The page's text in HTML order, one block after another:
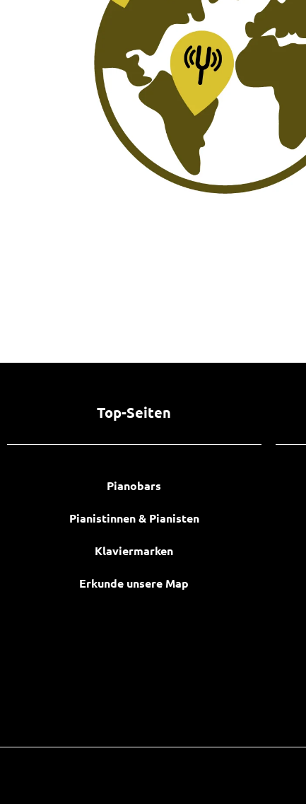
Top-Seiten
Pianobars
Pianistinnen & Pianisten
Klaviermarken
Erkunde unsere Map